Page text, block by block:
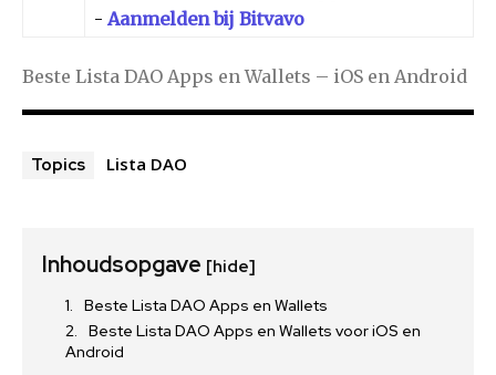
- Aanmelden bij Bitvavo
Beste Lista DAO Apps en Wallets – iOS en Android
Topics Lista DAO
Inhoudsopgave [hide]
Beste Lista DAO Apps en Wallets
Beste Lista DAO Apps en Wallets voor iOS en
Android